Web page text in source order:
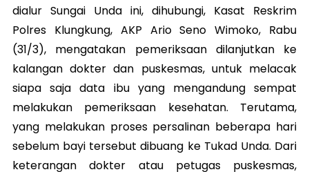
dialur Sungai Unda ini, dihubungi, Kasat Reskrim
Polres Klungkung, AKP Ario Seno Wimoko, Rabu
(31/3), mengatakan pemeriksaan dilanjutkan ke
kalangan dokter dan puskesmas, untuk melacak
siapa saja data ibu yang mengandung sempat
melakukan pemeriksaan kesehatan. Terutama,
yang melakukan proses persalinan beberapa hari
sebelum bayi tersebut dibuang ke Tukad Unda. Dari
keterangan dokter atau petugas puskesmas,